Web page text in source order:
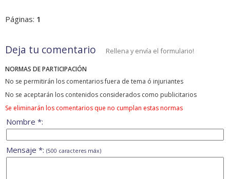
Páginas: 1
Deja tu comentario Rellena y envía el formulario!
NORMAS DE PARTICIPACIÓN
No se permitirán los comentarios fuera de tema ó injuriantes
No se aceptarán los contenidos considerados como publicitarios
Se eliminarán los comentarios que no cumplan estas normas
Nombre *:
Mensaje *: (500 caracteres máx)